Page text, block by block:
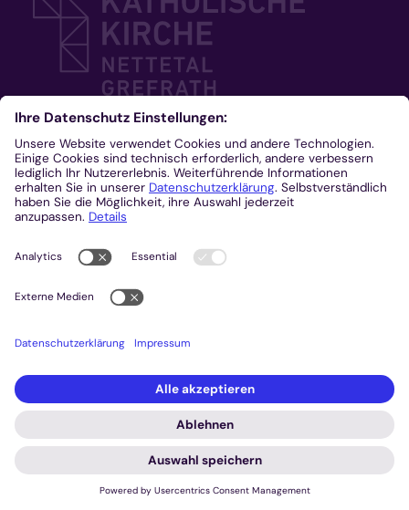
Pfarrbüro der katholischen
Kirchengemeinde Sankt Benedikt
Grefrath
Dunkerhofstraße 4
+49 2158 953020
pfarrbuero@st-benedikt-
grefrath.de
www.katholische-kirche-
nettetal-grefrath.de